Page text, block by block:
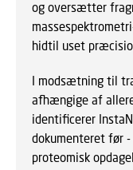
og oversætter
hidtil uset
I modsætning til
afhængige af
identificerer
dokumenteret før
proteomisk